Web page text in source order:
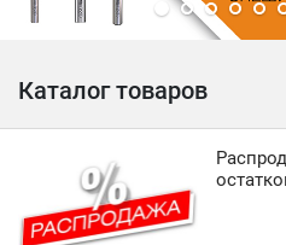
Каталог товаров